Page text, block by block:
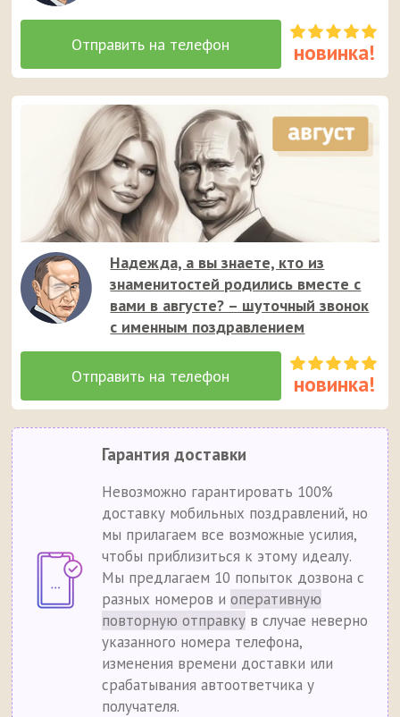
Надежда, а вы знаете, кто из
знаменитостей родились вместе с
вами в августе? – шуточный звонок
с именным поздравлением
Гарантия доставки
Невозможно гарантировать 100%
доставку мобильных поздравлений, но
мы прилагаем все возможные усилия,
чтобы приблизиться к этому идеалу.
Мы предлагаем 10 попыток дозвона с
разных номеров иоперативную
повторную отправку в случае неверно
указанного номера телефона,
изменения времени доставки или
срабатывания автоответчика у
получателя.